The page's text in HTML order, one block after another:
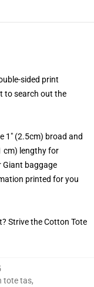
sided print
to search out the
1" (2.5cm) broad and
cm) lengthy for
Giant baggage
printed for you
Strive the Cotton Tote
tote tas,